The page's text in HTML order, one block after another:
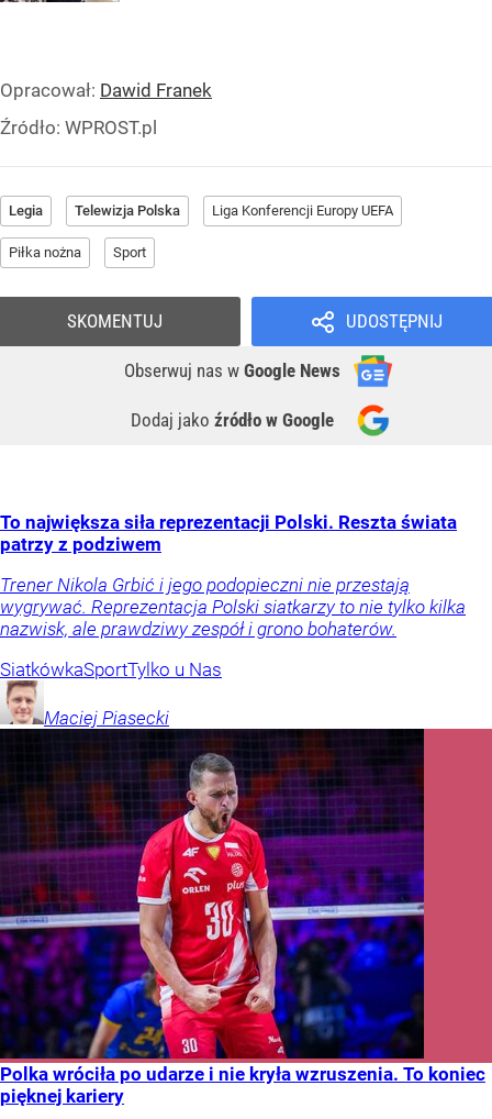
Opracował: Dawid Franek
Źródło: WPROST.pl
Legia Telewizja Polska Liga Konferencji Europy UEFA
Piłka nożna Sport
UDOSTĘPNIJ
Obserwuj nas w Google News
Dodaj jako źródło w Google
SKOMENTUJ
To największa siła reprezentacji Polski. Reszta świata
patrzy z podziwem
Trener Nikola Grbić i jego podopieczni nie przestają
wygrywać. Reprezentacja Polski siatkarzy to nie tylko kilka
nazwisk, ale prawdziwy zespół i grono bohaterów.
SiatkówkaSportTylko u Nas
Maciej Piasecki
Polka wróciła po udarze i nie kryła wzruszenia. To koniec
pięknej kariery